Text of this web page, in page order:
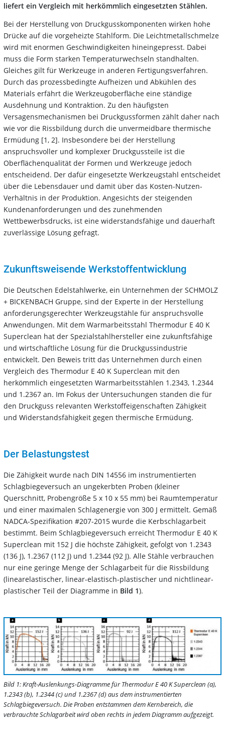
liefert ein Vergleich mit herkömmlich eingesetzten Stählen.
Bei der Herstellung von Druckgusskomponenten wirken hohe
Drücke auf die vorgeheizte Stahlform. Die Leichtmetallschmelze
wird mit enormen Geschwindigkeiten hineingepresst. Dabei
muss die Form starken Temperaturwechseln standhalten.
Gleiches gilt für Werkzeuge in anderen Fertigungsverfahren.
Durch das prozessbedingte Aufheizen und Abkühlen des
Materials erfährt die Werkzeugoberfläche eine ständige
Ausdehnung und Kontraktion. Zu den häufigsten
Versagensmechanismen bei Druckgussformen zählt daher nach
wie vor die Rissbildung durch die unvermeidbare thermische
Ermüdung [1, 2]. Insbesondere bei der Herstellung
anspruchsvoller und komplexer Druckgussteile ist die
Oberflächenqualität der Formen und Werkzeuge jedoch
entscheidend. Der dafür eingesetzte Werkzeugstahl entscheidet
über die Lebensdauer und damit über das Kosten-Nutzen-
Verhältnis in der Produktion. Angesichts der steigenden
Kundenanforderungen und des zunehmenden
Wettbewerbsdrucks, ist eine widerstandsfähige und dauerhaft
zuverlässige Lösung gefragt.
Zukunftsweisende Werkstoffentwicklung
Die Deutschen Edelstahlwerke, ein Unternehmen der SCHMOLZ
+ BICKENBACH Gruppe, sind der Experte in der Herstellung
anforderungsgerechter Werkzeugstähle für anspruchsvolle
Anwendungen. Mit dem Warmarbeitsstahl Thermodur E 40 K
Superclean hat der Spezialstahlhersteller eine zukunftsfähige
und wirtschaftliche Lösung für die Druckgussindustrie
entwickelt. Den Beweis tritt das Unternehmen durch einen
Vergleich des Thermodur E 40 K Superclean mit den
herkömmlich eingesetzten Warmarbeitsstählen 1.2343, 1.2344
und 1.2367 an. Im Fokus der Untersuchungen standen die für
den Druckguss relevanten Werkstoffeigenschaften Zähigkeit
und Widerstandsfähigkeit gegen thermische Ermüdung.
Der Belastungstest
Die Zähigkeit wurde nach DIN 14556 im instrumentierten
Schlagbiegeversuch an ungekerbten Proben (kleiner
Querschnitt, Probengröße 5 x 10 x 55 mm) bei Raumtemperatur
und einer maximalen Schlagenergie von 300 J ermittelt. Gemäß
NADCA-Spezifikation #207-2015 wurde die Kerbschlagarbeit
bestimmt. Beim Schlagbiegeversuch erreicht Thermodur E 40 K
Superclean mit 152 J die höchste Zähigkeit, gefolgt von 1.2343
(136 J), 1.2367 (112 J) und 1.2344 (92 J). Alle Stähle verbrauchen
nur eine geringe Menge der Schlagarbeit für die Rissbildung
(linearelastischer, linear-elastisch-plastischer und nichtlinear-
plastischer Teil der Diagramme in Bild 1).
Bild 1: Kraft-Auslenkungs-Diagramme für Thermodur E 40 K Superclean (a),
1.2343 (b), 1.2344 (c) und 1.2367 (d) aus dem instrumentierten
Schlagbiegeversuch. Die Proben entstammen dem Kernbereich, die
verbrauchte Schlagarbeit wird oben rechts in jedem Diagramm aufgezeigt.